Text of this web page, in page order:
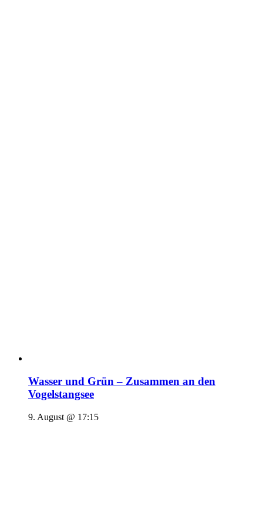
Wasser und Grün – Zusammen an den
Vogelstangsee
9. August @ 17:15